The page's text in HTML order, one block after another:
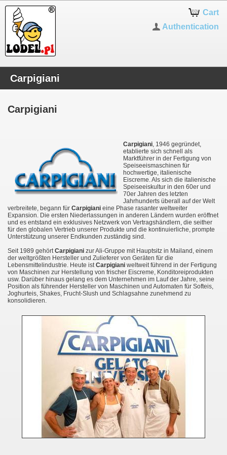
Cart
Authentication
Carpigiani
Carpigiani
Carpigiani , 1946 gegründet,
etablierte sich schnell als
Marktführer in der Fertigung von
Speiseeismaschinen für
hochwertige, italienische
Eiscreme. Als sich die italienische
Speiseeiskultur in den 60er und
70er Jahren des letzten
Jahrhunderts überall auf der Welt
verbreitete, begann für Carpigiani eine Phase rasanter weltweiter
Expansion. Die ersten Niederlassungen in anderen Ländern wurden eröffnet
und es entstand ein exklusives Netzwerk von Vertragshändlern, die seither
für den globalen Vertrieb unserer Produkte und die kontinuierliche, prompte
Unterstützung unserer Endkunden zuständig sind.
Seit 1989 gehört Carpigiani zur Ali-Gruppe mit Hauptsitz in Mailand, einem
der weltgrößten Hersteller und Zulieferer von Geräten für die
Lebensmittelindustrie. Heute ist Carpigiani weltweit führend in der Fertigung
von Maschinen zur Herstellung von frischer Eiscreme, Konditoreiprodukten
usw. Darüber hinaus gelang es dem Unternehmen im Lauf der Jahre, seine
Position als führender Hersteller von Maschinen und Automaten für Softeis,
Joghurteis, Shakes, Frucht-Slush und Schlagsahne zunehmend zu
konsolidieren.